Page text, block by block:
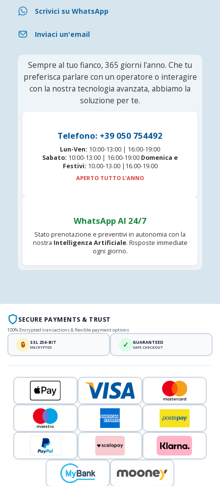
Scrivici su WhatsApp
Inviaci un'email
Sempre al tuo fianco, 365 giorni l'anno. Che tu
preferisca parlare con un operatore o interagire
con la nostra tecnologia avanzata, abbiamo la
soluzione per te.
Telefono: +39 050 754492
Lun-Ven: 10:00-13:00 | 16:00-19:00
Sabato: 10:00-13:00 | 16:00-19:00 Domenica e
Festivi: 10.00-13.00 |16.00-19.00
APERTO TUTTO L'ANNO
WhatsApp AI 24/7
Stato prenotazione e preventivi in autonomia con la
nostra Intelligenza Artificiale. Risposte immediate
ogni giorno.
SECURE PAYMENTS & TRUST
100% Encrypted transactions & flexible payment options
🔒 SSL 256-BIT
ENCRYPTED ✓ GUARANTEED
SAFE CHECKOUT